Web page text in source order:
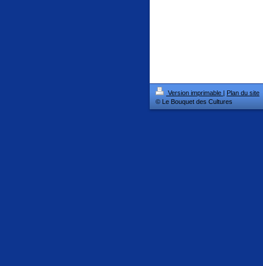
Version imprimable | Plan du site
© Le Bouquet des Cultures